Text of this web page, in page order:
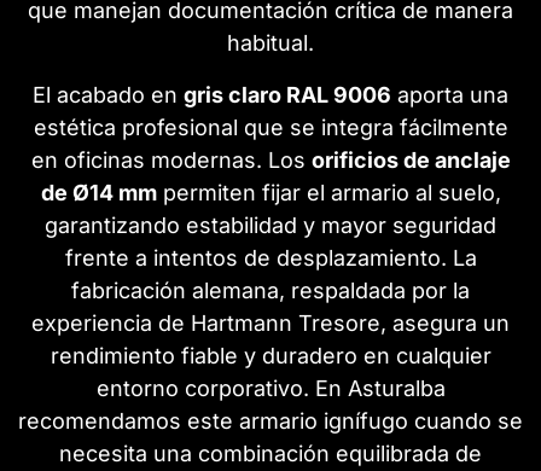
que manejan documentación crítica de manera
habitual.
El acabado en gris claro RAL 9006 aporta una
estética profesional que se integra fácilmente
en oficinas modernas. Los orificios de anclaje
de Ø14 mmpermiten fijar el armario al suelo,
garantizando estabilidad y mayor seguridad
frente a intentos de desplazamiento. La
fabricación alemana, respaldada por la
experiencia de Hartmann Tresore, asegura un
rendimiento fiable y duradero en cualquier
entorno corporativo. En Asturalba
recomendamos este armario ignífugo cuando se
necesita una combinación equilibrada de